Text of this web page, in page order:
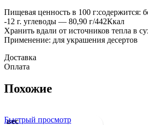
Пищевая ценность в 100 г:содержится:
-12 г. углеводы — 80,90 г/442Ккал
Хранить вдали от источников тепла в
Применение: для украшения десертов
Доставка
Оплата
Похожие
Быстрый просмотр
вес